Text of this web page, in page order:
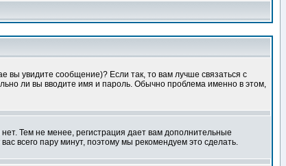
вы увидите сообщение)? Если так, то вам лучше связаться с
ли вы вводите имя и пароль. Обычно проблема именно в этом,
Тем не менее, регистрация дает вам дополнительные
всего пару минут, поэтому мы рекомендуем это сделать.